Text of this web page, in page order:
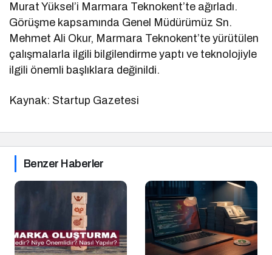
Murat Yüksel’i Marmara Teknokent’te ağırladı.
Görüşme kapsamında Genel Müdürümüz Sn.
Mehmet Ali Okur, Marmara Teknokent’te yürütülen
çalışmalarla ilgili bilgilendirme yaptı ve teknolojiyle
ilgili önemli başlıklara değinildi.
Kaynak: Startup Gazetesi
Benzer Haberler